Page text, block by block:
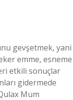
gevşetmek, yani
emme, esneme
etkili sonuçlar
gidermede
Mum